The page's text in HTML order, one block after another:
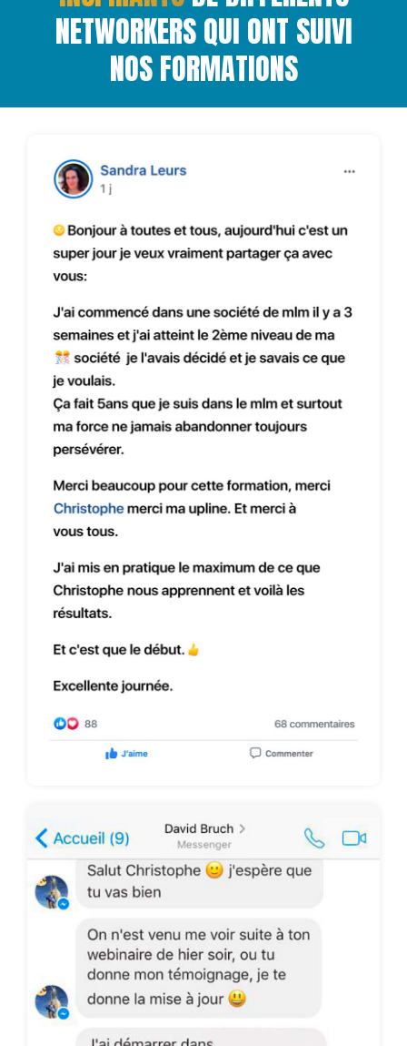
NETWORKERS QUI ONT SUIVI
NOS FORMATIONS